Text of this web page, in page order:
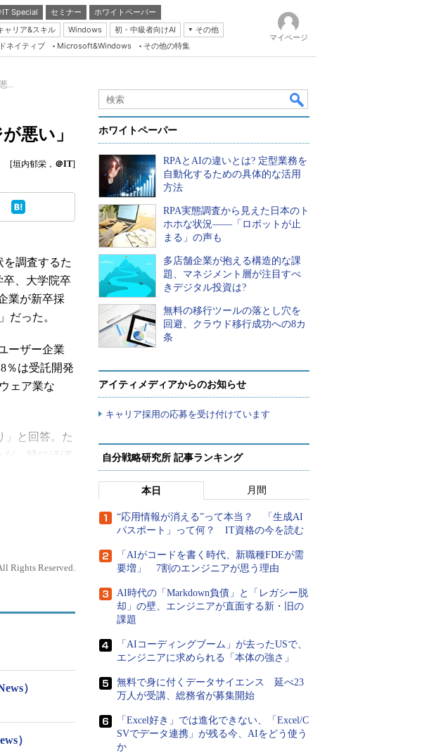
IT Special セミナー
ホワイトペーパー
ャリア&スキル Windows 初・中級者向けAI
その他
Server & Storage
Java Agile
Database Expert
Master of IP Network
Security & Trust
Test & Tools
Insider.NET
ブログ
ネイティブ Microsoft&Windows その他の特集
マイページ
...
悪い」
[垣内郁栄， ＠IT]
調査するた
卒、大学院卒
業が新卒採
だった。
ーザー企業
％は受託開発
ェア業な
」と回答。た
。特にほぼ
の46.5％は
Rights Reserved.
）
）
ホワイトペーパー
RPAとAIの違いとは? 定型業務を
自動化するための具体的な活用
方法
RPA実態調査から見えた日本のト
ホホな状況――「ロボットが止
まる」の声も
多店舗企業が抱える構造的な課
題、マネジメント層が注目すべ
きデジタル投資は?
無料の移行ツールの落とし穴を
回避、クラウド移行成功への8カ
条
アイティメディアからのお知らせ
キャリア採用の応募を受け付けています
自分戦略研究所 記事ランキング
本日 月間
“応用情報が消える”って本当？ 「生成AI
パスポート」って何？ IT資格の今を読む
「AIがコードを書く時代、新職種FDEが需
要増」 7割のエンジニアが思う理由
AI時代の「Markdown負債」と「レガシー脱
却」の壁、エンジニアが直面する新・旧の
課題
「AIコーディングブーム」が去ったUSで、
エンジニアに求められる「本体の強さ」
無料で身に付くデータサイエンス 延べ23
万人が受講、総務省が募集開始
「Excel好き」では進化できない、「Excel/C
SVでデータ連携」が残る今、AIをどう使う
か